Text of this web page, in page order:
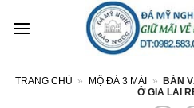
qua
TRANG CHỦ » MỘ ĐÁ 3 MÁI »
BÁN
Ở GIA LAI